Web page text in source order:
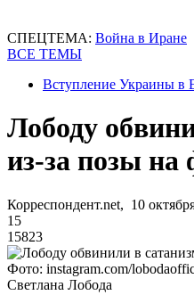
СПЕЦТЕМА: Война в Иране
ВСЕ ТЕМЫ
Вступление Украины в
Лободу
из-за позы на
Корреспондент.net, 10
15
15823
Фото: instagram.com/
Светлана Лобода